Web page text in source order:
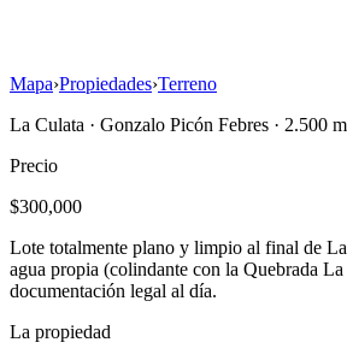
Mapa›Propiedades›Terreno
La Culata · Gonzalo Picón Febres · 2.500
Precio
$300,000
Lote totalmente plano y limpio al final de
agua propia (colindante con la Quebrada
documentación legal al día.
La propiedad